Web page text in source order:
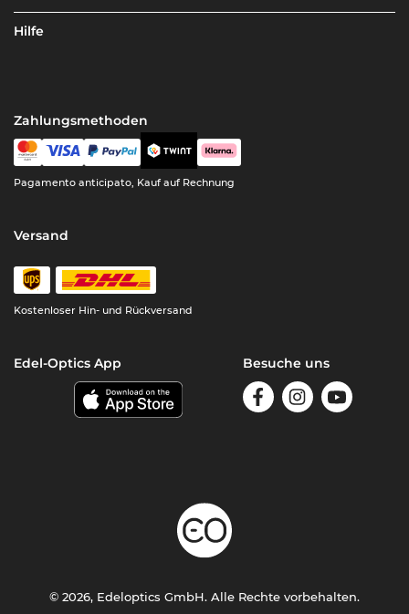
Hilfe
Zahlungsmethoden
Pagamento anticipato, Kauf auf Rechnung
Versand
Kostenloser Hin- und Rückversand
Edel-Optics App Besuche uns
© 2026, Edeloptics GmbH. Alle Rechte vorbehalten.